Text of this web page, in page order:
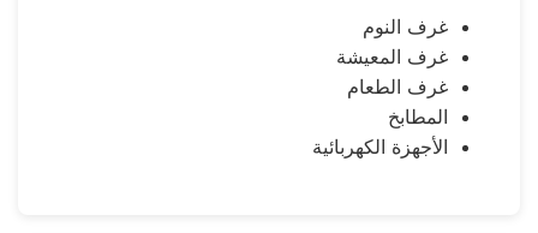
غرف النوم
غرف المعيشة
غرف الطعام
المطابخ
الأجهزة الكهربائية